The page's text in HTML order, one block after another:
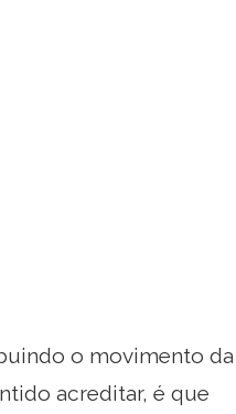
o movimento da
acreditar, é que